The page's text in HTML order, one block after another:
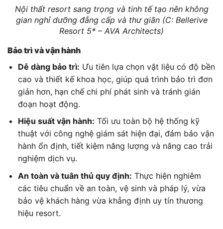
Nội thất resort sang trọng và tinh tế tạo nên không
gian nghỉ dưỡng đẳng cấp và thư giãn (C: Bellerive
Resort 5* – AVA Architects)
Bảo trì và vận hành
Dễ dàng bảo trì: Ưu tiên lựa chọn vật liệu có độ bền
cao và thiết kế khoa học, giúp quá trình bảo trì đơn
giản hơn, hạn chế chi phí phát sinh và tránh gián
đoạn hoạt động.
Hiệu suất vận hành: Tối ưu toàn bộ hệ thống kỹ
thuật với công nghệ giám sát hiện đại, đảm bảo vận
hành ổn định, tiết kiệm năng lượng và nâng cao trải
nghiệm dịch vụ.
An toàn và tuân thủ quy định: Thực hiện nghiêm
các tiêu chuẩn về an toàn, vệ sinh và pháp lý, vừa
bảo vệ khách hàng vừa khẳng định uy tín thương
hiệu resort.